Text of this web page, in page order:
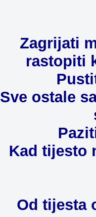
Zagrijati
rastopiti
Sve ostale
Kad tijesto
Od tijesta